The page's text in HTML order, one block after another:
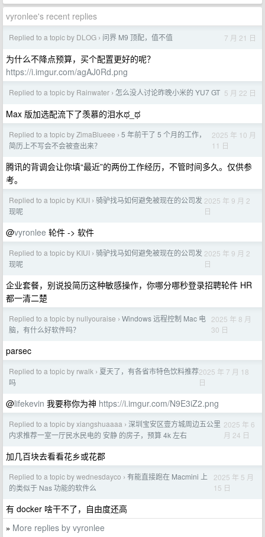
vyronlee's recent replies
Replied to a topic by DLOG › 问界 M9 顶配，值不值 7 月 21 日
为什么不降点预算，买个配置更好的呢？
https://i.imgur.com/agAJ0Rd.png
Replied to a topic by Rainwater › 怎么没人讨论昨晚小米的 YU7 GT 5 月 22 日
Max 版加选配流下了羡慕的泪水ಥ_ಥ
Replied to a topic by ZimaBlueee › 5 年前干了 5 个月的工作，
简历上不写会不会被查出来？
2025 年 10 月
11 日
腾讯的背调会让你填“最近”的两份工作经历，不管时间多久。仅供参
考。
Replied to a topic by KIUI › 骑驴找马如何避免被现在的公司发
现呢
2025 年 9 月 2
日
@vyronlee 轮件 -> 软件
Replied to a topic by KIUI › 骑驴找马如何避免被现在的公司发
现呢
2025 年 9 月 2
日
企业套餐，别说投简历这种敏感操作，你哪分哪秒登录招聘轮件 HR
都一清二楚
Replied to a topic by nullyouraise › Windows 远程控制 Mac 电
脑，有什么好软件吗？
2025 年 8 月
30 日
parsec
Replied to a topic by rwalk › 夏天了，有各省市特色饮料推荐
吗
2025 年 7 月 18
日
@lifekevin 我要称你为神 https://i.imgur.com/N9E3iZ2.png
Replied to a topic by xiangshuaaaa › 深圳宝安区壹方城周边五公里
内求推荐一室一厅民水民电的 安静 的房子，预算 4k 左右
2025 年 6
月 24 日
加几百块去看看花乡或花郡
Replied to a topic by wednesdayco › 有能直接跑在 Macmini 上
的类似于 Nas 功能的软件么
2025 年 5 月
15 日
有 docker 啥干不了，自由度还高
» More replies by vyronlee